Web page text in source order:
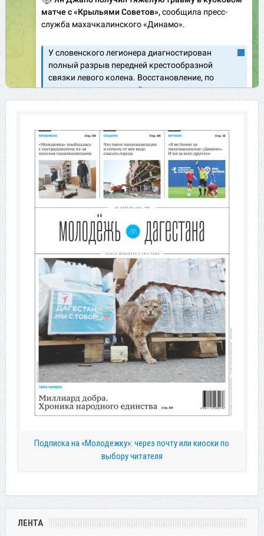
Подписка на «Молодежку»: через почту или киоски по
выбору читателя
ЛЕНТА